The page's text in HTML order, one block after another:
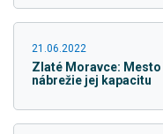
21.06.2022
Zlaté Moravce:
nábrežie jej kapacitu